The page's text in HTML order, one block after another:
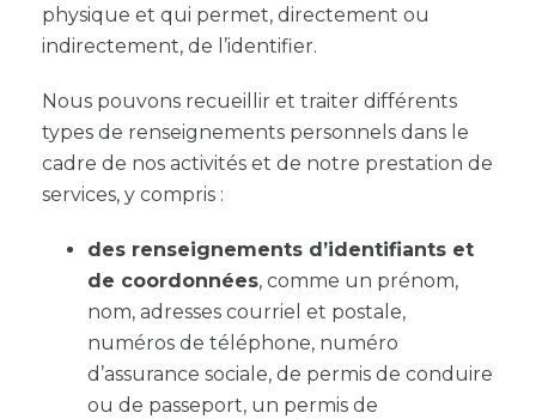
physique et qui permet, directement ou
indirectement, de l’identifier.
Nous pouvons recueillir et traiter différents
types de renseignements personnels dans le
cadre de nos activités et de notre prestation de
services, y compris :
des renseignements d’identifiants et
de coordonnées, comme un prénom,
nom, adresses courriel et postale,
numéros de téléphone, numéro
d’assurance sociale, de permis de conduire
ou de passeport, un permis de